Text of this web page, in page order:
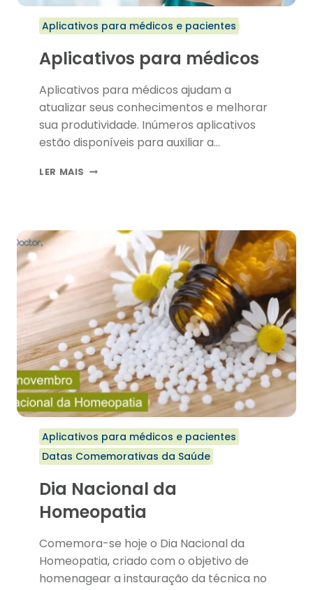
Aplicativos para médicos e pacientes
Aplicativos para médicos
Aplicativos para médicos ajudam a
atualizar seus conhecimentos e melhorar
sua produtividade. Inúmeros aplicativos
estão disponíveis para auxiliar a…
LER MAIS APLICATIVOS
Aplicativos para médicos e pacientes
Datas Comemorativas da Saúde
Dia Nacional da
Homeopatia
Comemora-se hoje o Dia Nacional da
Homeopatia, criado com o objetivo de
homenagear a instauração da técnica no